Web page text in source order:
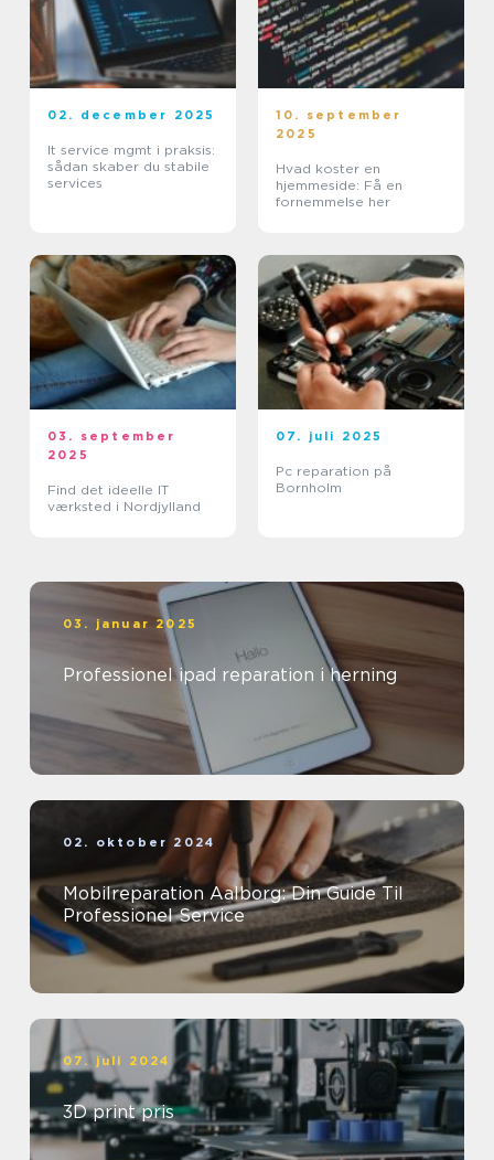
02. december 2025
It service mgmt i praksis:
sådan skaber du stabile
services
10. september
2025
Hvad koster en
hjemmeside: Få en
fornemmelse her
03. september
2025
Find det ideelle IT
værksted i Nordjylland
07. juli 2025
Pc reparation på
Bornholm
03. januar 2025
Professionel ipad reparation i herning
02. oktober 2024
Mobilreparation Aalborg: Din Guide Til
Professionel Service
07. juli 2024
3D print pris